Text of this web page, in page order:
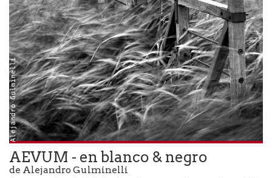
Alejandro Gulminelli
AEVUM - en blanco & negro
de Alejandro Gulminelli